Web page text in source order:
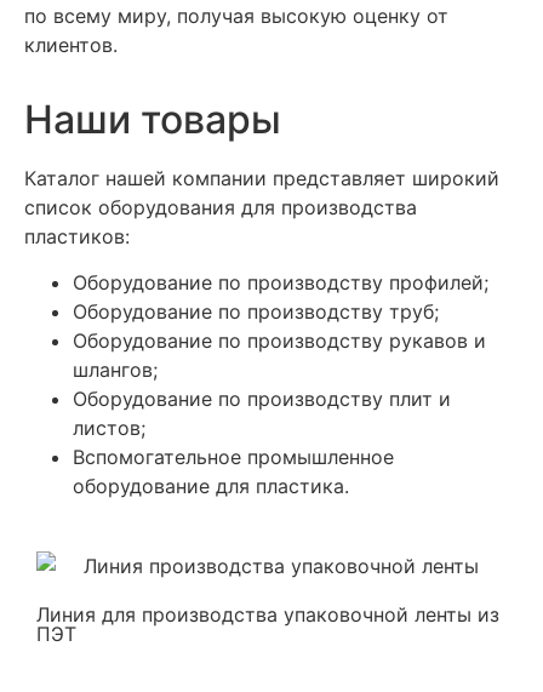
по всему миру, получая высокую оценку от
клиентов.
Наши товары
Каталог нашей компании представляет широкий
список оборудования для производства
пластиков:
Оборудование по производству профилей;
Оборудование по производству труб;
Оборудование по производству рукавов и
шлангов;
Оборудование по производству плит и
листов;
Вспомогательное промышленное
оборудование для пластика.
Линия для производства упаковочной ленты из
ПЭТ